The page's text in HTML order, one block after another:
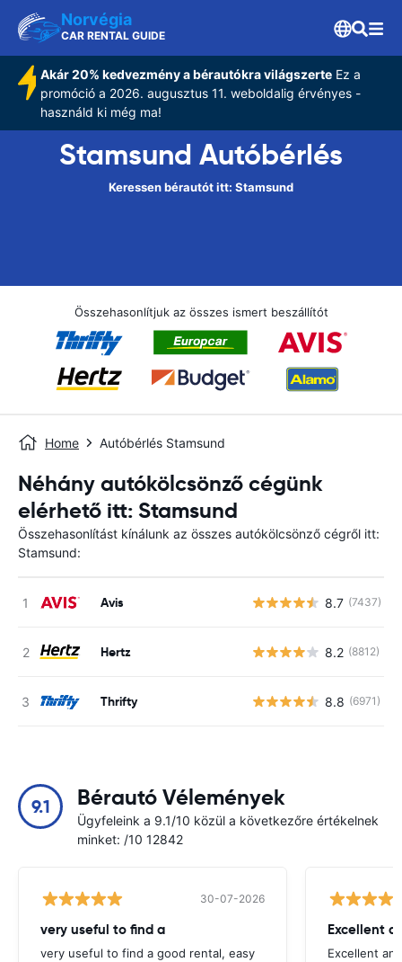
Norvégia
CAR RENTAL GUIDE
Akár 20% kedvezmény a bérautókra világszerteEz a
promóció a 2026. augusztus 11. weboldalig érvényes -
használd ki még ma!
Stamsund Autóbérlés
Keressen bérautót itt: Stamsund
Összehasonlítjuk az összes ismert beszállítót
Home Autóbérlés Stamsund
Néhány autókölcsönző cégünk
elérhető itt: Stamsund
Összehasonlítást kínálunk az összes autókölcsönző cégről itt:
Stamsund:
Avis 8.7 (7437)
Hertz 8.2 (8812)
Thrifty 8.8 (6971)
9.1 Bérautó Vélemények
Ügyfeleink a 9.1/10 közül a következőre értékelnek
minket: /10 12842
30-07-2026
very useful to find a
very useful to find a good rental, easy
Excellent
Excellent